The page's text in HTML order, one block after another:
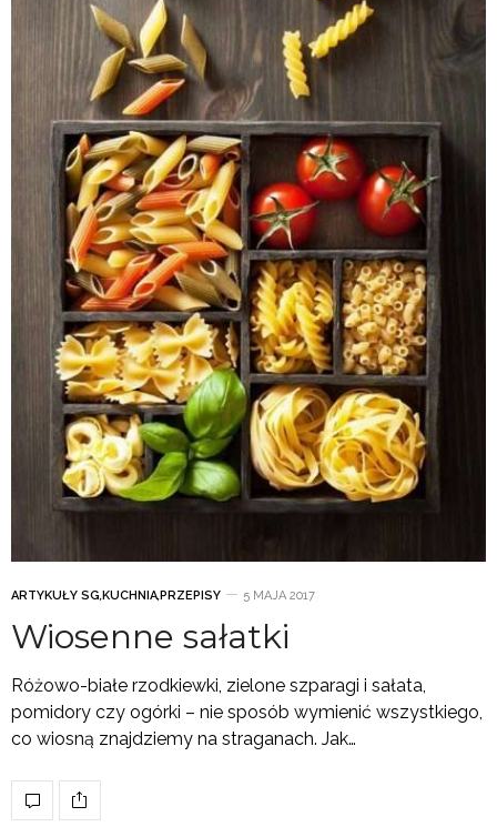
ARTYKUŁY SG,KUCHNIA,PRZEPISY 5 MAJA 2017
Wiosenne sałatki
Różowo-białe rzodkiewki, zielone szparagi i sałata,
pomidory czy ogórki – nie sposób wymienić wszystkiego,
co wiosną znajdziemy na straganach. Jak…